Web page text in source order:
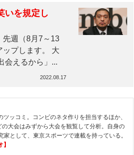
いを規定し
週（8月7～13
ップします。 大
会えるから」...
2022.08.17
ッコミ。コンビのネタ作りを担当するほか、
大会はみずから大会を観覧して分析。自身の
として、東京スポーツで連載を持っている。